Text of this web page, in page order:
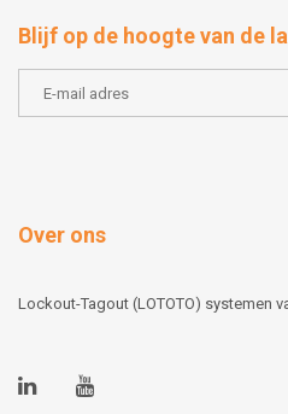
Blijf op de hoogte van de
Over ons
Lockout-Tagout (LOTOTO) systemen